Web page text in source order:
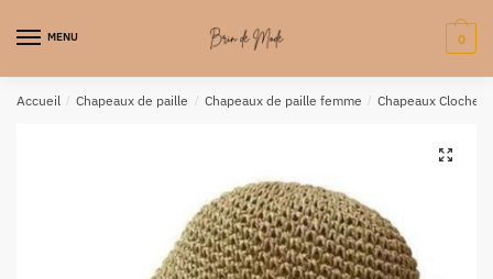
MENU 0
Accueil / Chapeaux de paille / Chapeaux de paille femme / Chapeaux Cloches
🔍